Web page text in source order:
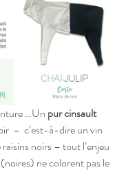
…Un pur cinsault
–  c’est-à-dire un vin
noirs – tout l’enjeu
ne colorent pas le